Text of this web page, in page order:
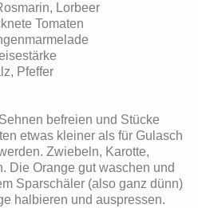
Lorbeer
Tomaten
Pfeffer
befreien und Stücke
etwas kleiner als für Gulasch
Zwiebeln, Karotte,
Die Orange gut waschen und
Sparschäler (also ganz dünn)
halbieren und auspressen.